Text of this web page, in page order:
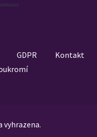
GDPR
Kontakt
vyhrazena.